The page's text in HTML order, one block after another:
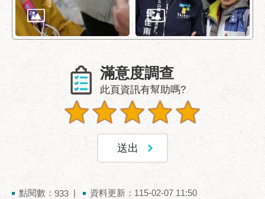
站
覽
回
English
北
滿意度調查
此頁資訊有幫助嗎?
點閱數： 933 資料更新：115-02-07 11:50